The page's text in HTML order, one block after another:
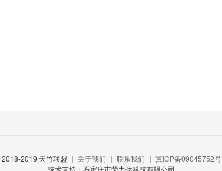
2018-2019 天竹联盟 ｜ 关于我们 ｜ 联系我们 ｜ 冀ICP备09045752号
技术支持：石家庄市荣力达科技有限公司